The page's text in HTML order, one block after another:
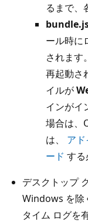
るまで、
ール時に
されます
再起動さ
イルが
インがイ
場合は、
は、 ア
ード する
デスクトップ
Windows を除
タイム ログを